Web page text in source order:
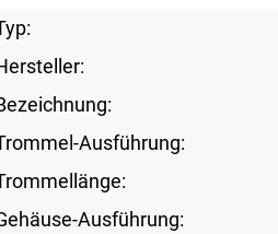
Ausführung:
Ausführung: